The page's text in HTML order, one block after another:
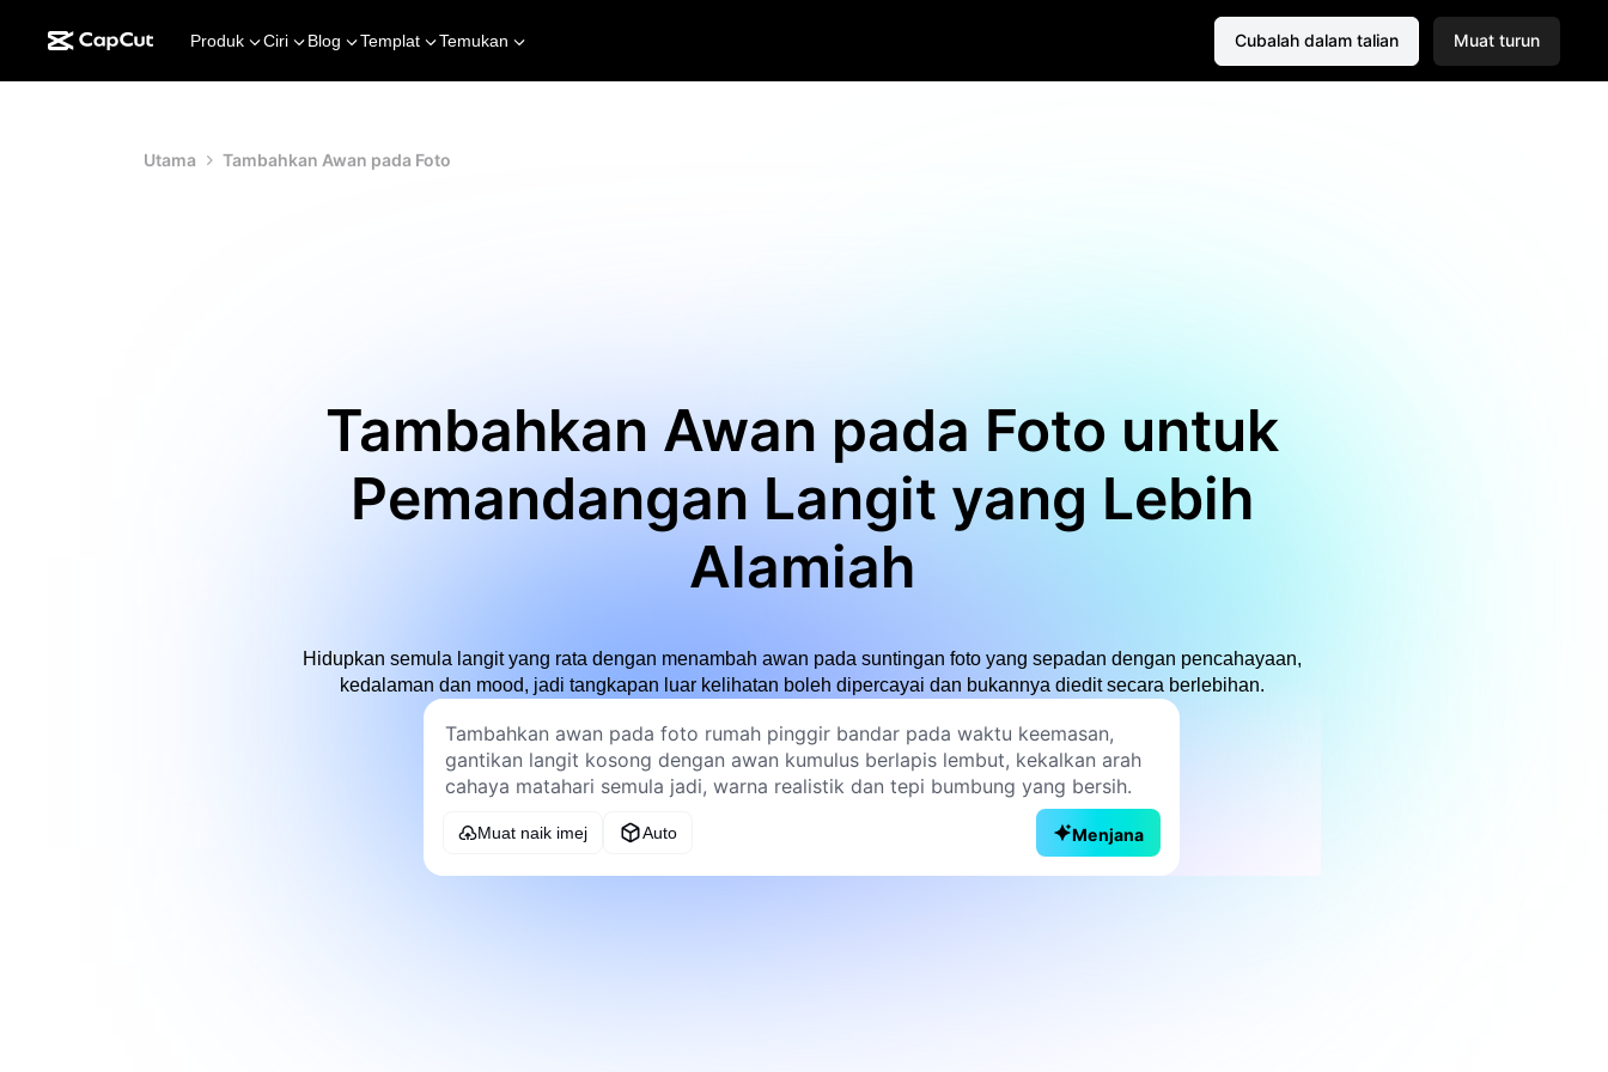
Produk Ciri Blog Templat Temukan Cubalah dalam talian Muat turun
Utama Tambahkan Awan pada Foto
Tambahkan Awan pada Foto untuk
Pemandangan Langit yang Lebih
Alamiah
Hidupkan semula langit yang rata dengan menambah awan pada suntingan foto yang sepadan dengan pencahayaan,
kedalaman dan mood, jadi tangkapan luar kelihatan boleh dipercayai dan bukannya diedit secara berlebihan.
Muat naik imej Auto Menjana